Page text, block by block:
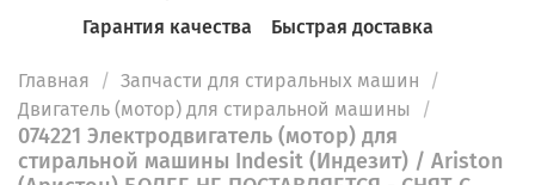
Гарантия качества Быстрая доставка
Главная
Запчасти для стиральных машин
Двигатель (мотор) для стиральной машины
074221 Электродвигатель (мотор) для
стиральной машины Indesit (Индезит) / Ariston